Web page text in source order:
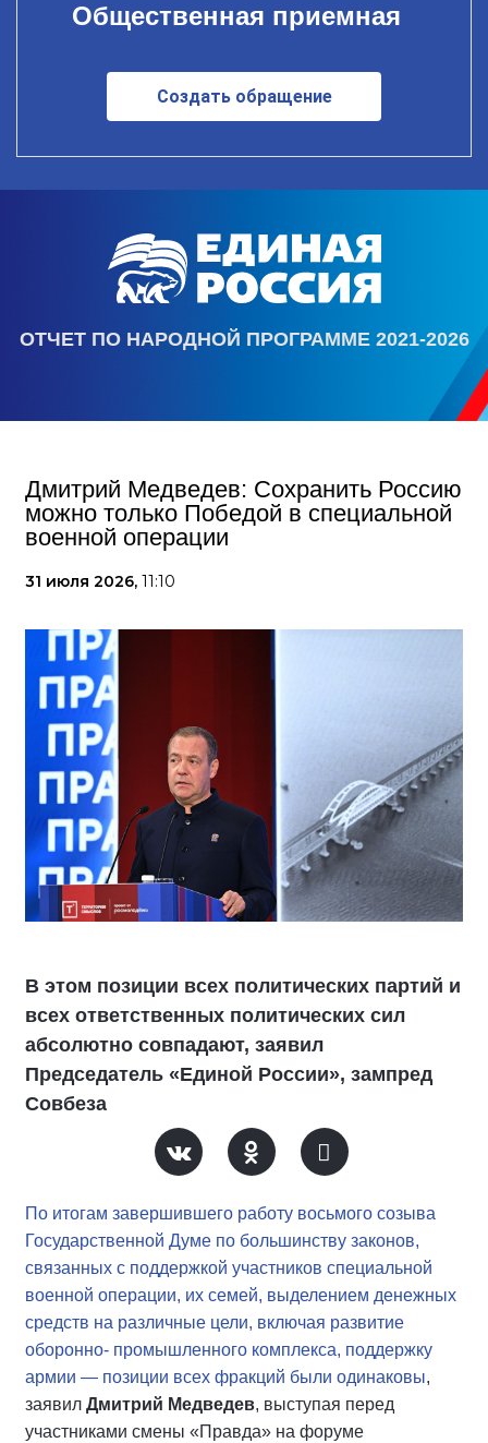
Общественная приемная
Создать обращение
ОТЧЕТ ПО НАРОДНОЙ ПРОГРАММЕ 2021-2026
Дмитрий Медведев: Сохранить Россию
можно только Победой в специальной
военной операции
31 июля 2026, 11:10
В этом позиции всех политических партий и
всех ответственных политических сил
абсолютно совпадают, заявил
Председатель «Единой России», зампред
Совбеза
По итогам завершившего работу восьмого созыва
Государственной Думе по большинству законов,
связанных с поддержкой участников специальной
военной операции, их семей, выделением денежных
средств на различные цели, включая развитие
оборонно- промышленного комплекса, поддержку
армии — позиции всех фракций были одинаковы,
заявил Дмитрий Медведев, выступая перед
участниками смены «Правда» на форуме